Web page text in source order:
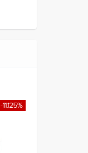
-11.125%